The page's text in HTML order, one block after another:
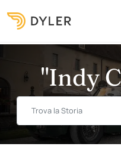
"Indy